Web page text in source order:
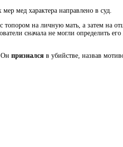
мед характера направлено в суд.
топором на личную мать, а затем на
сначала не могли определить
. Он признался в убийстве, назвав